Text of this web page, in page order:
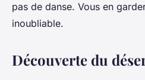
pas de danse. Vous en
inoubliable.
Découverte du